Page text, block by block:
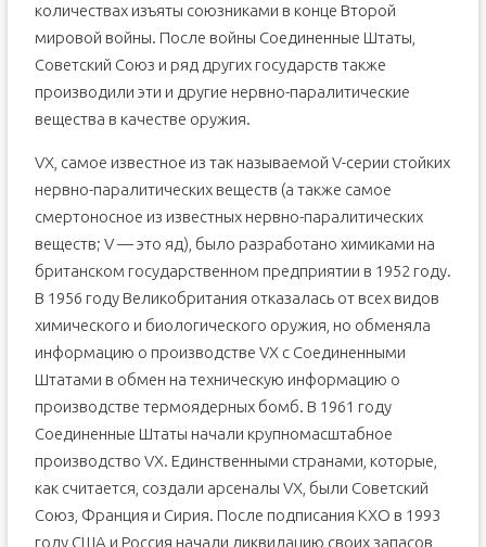
количествах изъяты союзниками в конце Второй
мировой войны. После войны Соединенные Штаты,
Советский Союз и ряд других государств также
производили эти и другие нервно-паралитические
вещества в качестве оружия.
VX, самое известное из так называемой V-серии стойких
нервно-паралитических веществ (а также самое
смертоносное из известных нервно-паралитических
веществ; V — это яд), было разработано химиками на
британском государственном предприятии в 1952 году.
В 1956 году Великобритания отказалась от всех видов
химического и биологического оружия, но обменяла
информацию о производстве VX с Соединенными
Штатами в обмен на техническую информацию о
производстве термоядерных бомб. В 1961 году
Соединенные Штаты начали крупномасштабное
производство VX. Единственными странами, которые,
как считается, создали арсеналы VX, были Советский
Союз, Франция и Сирия. После подписания КХО в 1993
году США и Россия начали ликвидацию своих запасов